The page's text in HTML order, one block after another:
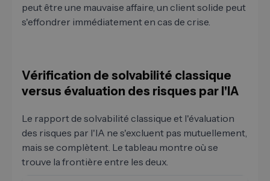
peut être une mauvaise affaire, un client solide peut
s'effondrer immédiatement en cas de crise.
Vérification de solvabilité classique
versus évaluation des risques par l'IA
Le rapport de solvabilité classique et l'évaluation
des risques par l'IA ne s'excluent pas mutuellement,
mais se complètent. Le tableau montre où se
trouve la frontière entre les deux.